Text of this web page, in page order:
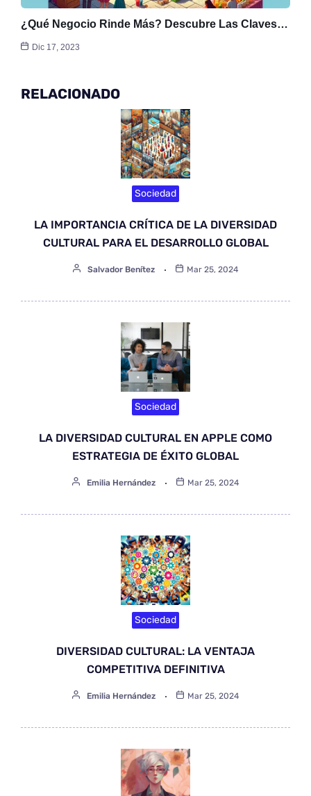
¿Qué Negocio Rinde Más? Descubre Las Claves…
Dic 17, 2023
RELACIONADO
Sociedad
LA IMPORTANCIA CRÍTICA DE LA DIVERSIDAD
CULTURAL PARA EL DESARROLLO GLOBAL
Salvador Benítez Mar 25, 2024
Sociedad
LA DIVERSIDAD CULTURAL EN APPLE COMO
ESTRATEGIA DE ÉXITO GLOBAL
Emilia Hernández Mar 25, 2024
Sociedad
DIVERSIDAD CULTURAL: LA VENTAJA
COMPETITIVA DEFINITIVA
Emilia Hernández Mar 25, 2024